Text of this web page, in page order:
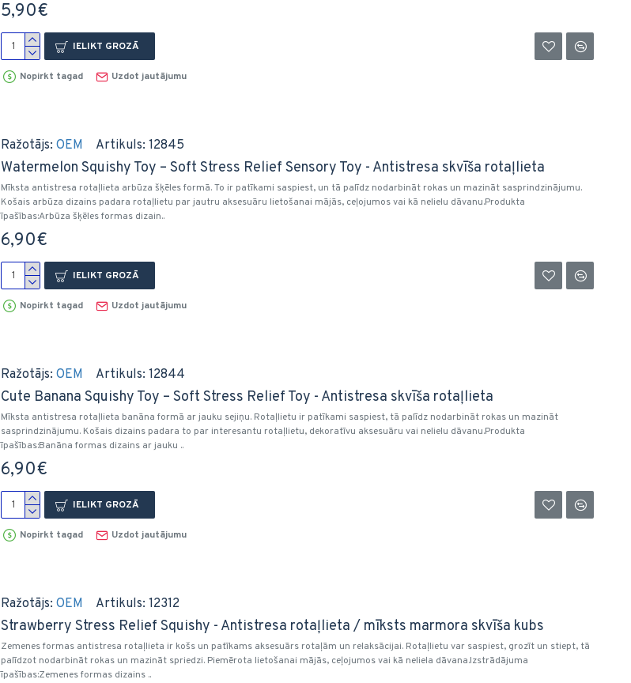
5,90€
IELIKT GROZĀ
Nopirkt tagad Uzdot jautājumu
Ražotājs: OEM Artikuls: 12845
Watermelon Squishy Toy – Soft Stress Relief Sensory Toy - Antistresa skvīša rotaļlieta
Mīksta antistresa rotaļlieta arbūza šķēles formā. To ir patīkami saspiest, un tā palīdz nodarbināt rokas un mazināt sasprindzinājumu.
Košais arbūza dizains padara rotaļlietu par jautru aksesuāru lietošanai mājās, ceļojumos vai kā nelielu dāvanu.Produkta
īpašības:Arbūza šķēles formas dizain..
6,90€
IELIKT GROZĀ
Nopirkt tagad Uzdot jautājumu
Ražotājs: OEM Artikuls: 12844
Cute Banana Squishy Toy – Soft Stress Relief Toy - Antistresa skvīša rotaļlieta
Mīksta antistresa rotaļlieta banāna formā ar jauku sejiņu. Rotaļlietu ir patīkami saspiest, tā palīdz nodarbināt rokas un mazināt
sasprindzinājumu. Košais dizains padara to par interesantu rotaļlietu, dekoratīvu aksesuāru vai nelielu dāvanu.Produkta
īpašības:Banāna formas dizains ar jauku ..
6,90€
IELIKT GROZĀ
Nopirkt tagad Uzdot jautājumu
Ražotājs: OEM Artikuls: 12312
Strawberry Stress Relief Squishy - Antistresa rotaļlieta / mīksts marmora skvīša kubs
Zemenes formas antistresa rotaļlieta ir košs un patīkams aksesuārs rotaļām un relaksācijai. Rotaļlietu var saspiest, grozīt un stiept, tā
palīdzot nodarbināt rokas un mazināt spriedzi. Piemērota lietošanai mājās, ceļojumos vai kā neliela dāvana.Izstrādājuma
īpašības:Zemenes formas dizains ..